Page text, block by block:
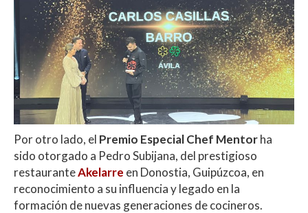
Por otro lado, el Premio Especial Chef Mentorha
sido otorgado a Pedro Subijana, del prestigioso
restauranteAkelarre en Donostia, Guipúzcoa, en
reconocimiento a su influencia y legado en la
formación de nuevas generaciones de cocineros.